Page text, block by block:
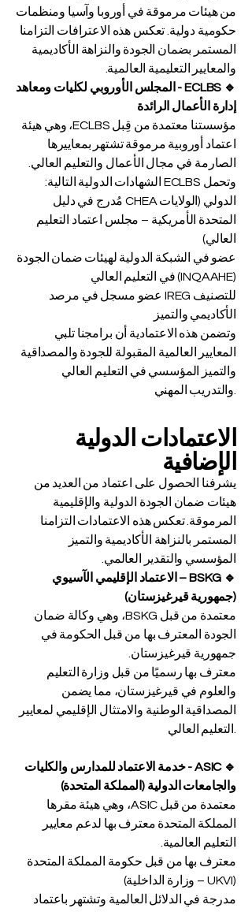
من هيئات مرموقة في أوروبا وآسيا ومنظمات
حكومية دولية. تعكس هذه الاعترافات التزامنا
المستمر بضمان الجودة والنزاهة الأكاديمية
والمعايير التعليمية العالمية.
🔹 ECLBS - المجلس الأوروبي لكليات ومعاهد
إدارة الأعمال الرائدة
مؤسستنا معتمدة من قِبل ECLBS، وهي هيئة
اعتماد أوروبية مرموقة تشتهر بمعاييرها
الصارمة في مجال الأعمال والتعليم العالي.
وتحمل ECLBS الشهادات الدولية التالية:
مُدرج في دليل CHEA الدولي (الولايات
المتحدة الأمريكية – مجلس اعتماد التعليم
العالي)
عضو في الشبكة الدولية لهيئات ضمان الجودة
في التعليم العالي (INQAAHE)
عضو مسجل في مرصد IREG للتصنيف
الأكاديمي والتميز
وتضمن هذه الاعتمادية أن برامجنا تلبي
المعايير العالمية المقبولة للجودة والمصداقية
والتميز المؤسسي في التعليم العالي
الاعتمادات الدولية
الإضافية
يشرفنا الحصول على اعتماد من العديد من
هيئات ضمان الجودة الدولية والإقليمية
المرموقة. تعكس هذه الاعتمادات التزامنا
المستمر بالنزاهة الأكاديمية والتميز
المؤسسي والتقدير العالمي.
🔹 BSKG – الاعتماد الإقليمي الآسيوي
(جمهورية قيرغيزستان)
معتمدة من قبل BSKG، وهي وكالة ضمان
الجودة المعترف بها من قبل الحكومة في
جمهورية قيرغيزستان.
معترف بها رسميًا من قبل وزارة التعليم
والعلوم في قيرغيزستان، مما يضمن
المصداقية الوطنية والامتثال الإقليمي لمعايير
🔹 ASIC - خدمة الاعتماد للمدارس والكليات
والجامعات الدولية (المملكة المتحدة)
معتمدة من قبل ASIC، وهي هيئة مقرها
المملكة المتحدة معترف بها لدعم معايير
التعليم العالمية.
معترف بها من قبل حكومة المملكة المتحدة
(UKVI – وزارة الداخلية)
مدرجة في الدلائل العالمية وتشتهر باعتماد